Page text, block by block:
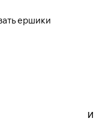
ершики